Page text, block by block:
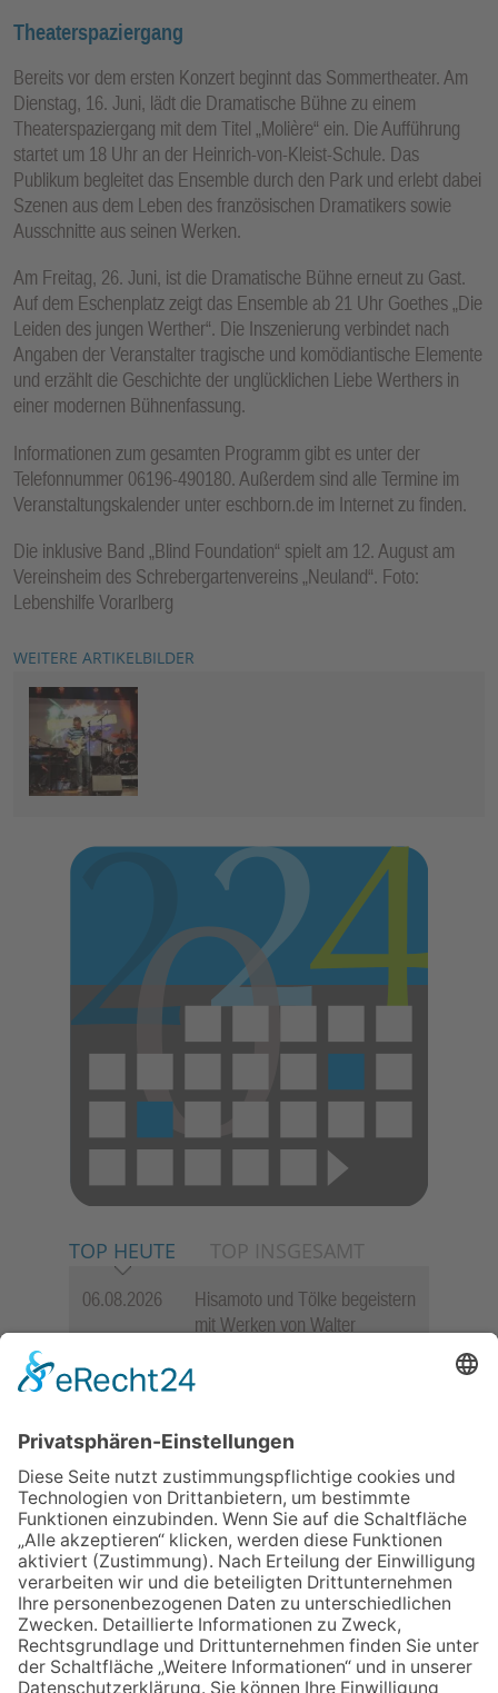
Theaterspaziergang
Bereits vor dem ersten Konzert beginnt das Sommertheater. Am
Dienstag, 16. Juni, lädt die Dramatische Bühne zu einem
Theaterspaziergang mit dem Titel „Molière“ ein. Die Aufführung
startet um 18 Uhr an der Heinrich-von-Kleist-Schule. Das
Publikum begleitet das Ensemble durch den Park und erlebt dabei
Szenen aus dem Leben des französischen Dramatikers sowie
Ausschnitte aus seinen Werken.
Am Freitag, 26. Juni, ist die Dramatische Bühne erneut zu Gast.
Auf dem Eschenplatz zeigt das Ensemble ab 21 Uhr Goethes „Die
Leiden des jungen Werther“. Die Inszenierung verbindet nach
Angaben der Veranstalter tragische und komödiantische Elemente
und erzählt die Geschichte der unglücklichen Liebe Werthers in
einer modernen Bühnenfassung.
Informationen zum gesamten Programm gibt es unter der
Telefonnummer 06196-490180. Außerdem sind alle Termine im
Veranstaltungskalender unter eschborn.de im Internet zu finden.
Die inklusive Band „Blind Foundation“ spielt am 12. August am
Vereinsheim des Schrebergartenvereins „Neuland“. Foto:
Lebenshilfe Vorarlberg
WEITERE ARTIKELBILDER
TOP HEUTE TOP INSGESAMT
06.08.2026
Hisamoto und Tölke begeistern
mit Werken von Walter
09.07.2026
Wasserampel steht auf Gelb:
auf
Festmeile
06.08.2026
Jugendchor Hochtaunus
präsentiert sein neues
Programm „Changes“
12.05.2026
Zweisprachige Lesung im 7.
Himmel: Vom Geschenk zum
60. Geburtstag zur Autoren-
Karriere